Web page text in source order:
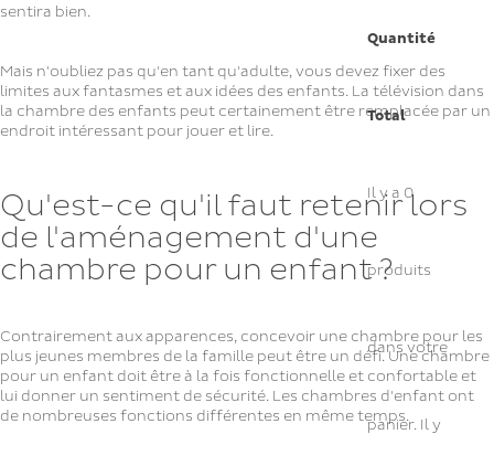
Quantité
Total
Il y a 0
produits
dans votre
panier. Il y
sentira bien.
Mais n'oubliez pas qu'en tant qu'adulte, vous devez fixer des
limites aux fantasmes et aux idées des enfants. La télévision dans
la chambre des enfants peut certainement être remplacée par un
endroit intéressant pour jouer et lire.
Qu'est-ce qu'il faut retenir lors
de l'aménagement d'une
chambre pour un enfant ?
Contrairement aux apparences, concevoir une chambre pour les
plus jeunes membres de la famille peut être un défi. Une chambre
pour un enfant doit être à la fois fonctionnelle et confortable et
lui donner un sentiment de sécurité. Les chambres d'enfant ont
de nombreuses fonctions différentes en même temps.